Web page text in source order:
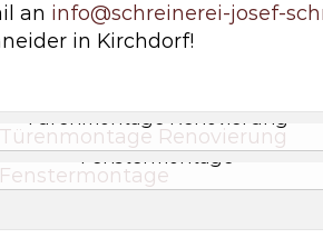
an info@schreinerei-josef-
in Kirchdorf!
Türenmontage Renovierung
Fenstermontage